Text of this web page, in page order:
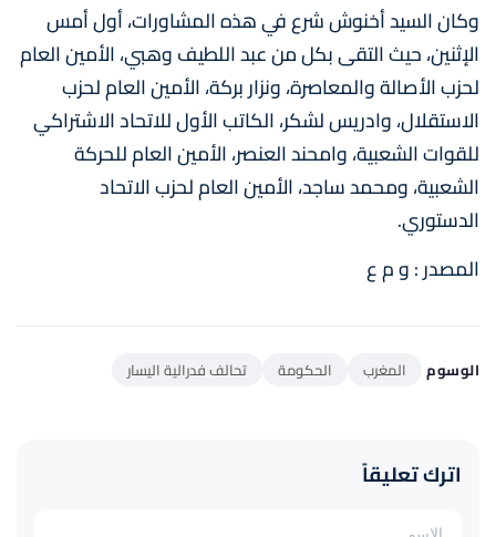
وكان السيد أخنوش شرع في هذه المشاورات، أول أمس
الإثنين، حيث التقى بكل من عبد اللطيف وهبي، الأمين العام
لحزب الأصالة والمعاصرة، ونزار بركة، الأمين العام لحزب
الاستقلال، وادريس لشكر، الكاتب الأول للاتحاد الاشتراكي
للقوات الشعبية، وامحند العنصر، الأمين العام للحركة
الشعبية، ومحمد ساجد، الأمين العام لحزب الاتحاد
الدستوري.
المصدر : و م ع
الوسوم المغرب الحكومة تحالف فدرالية اليسار
اترك تعليقاً